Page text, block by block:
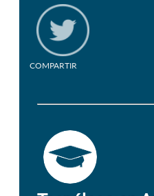
COMPARTIR